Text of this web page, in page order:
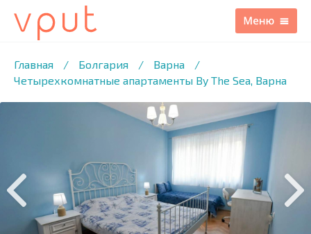
Главная / Болгария / Варна
/
Четырехкомнатные апартаменты By The Sea, Варна
/12 ФОТО